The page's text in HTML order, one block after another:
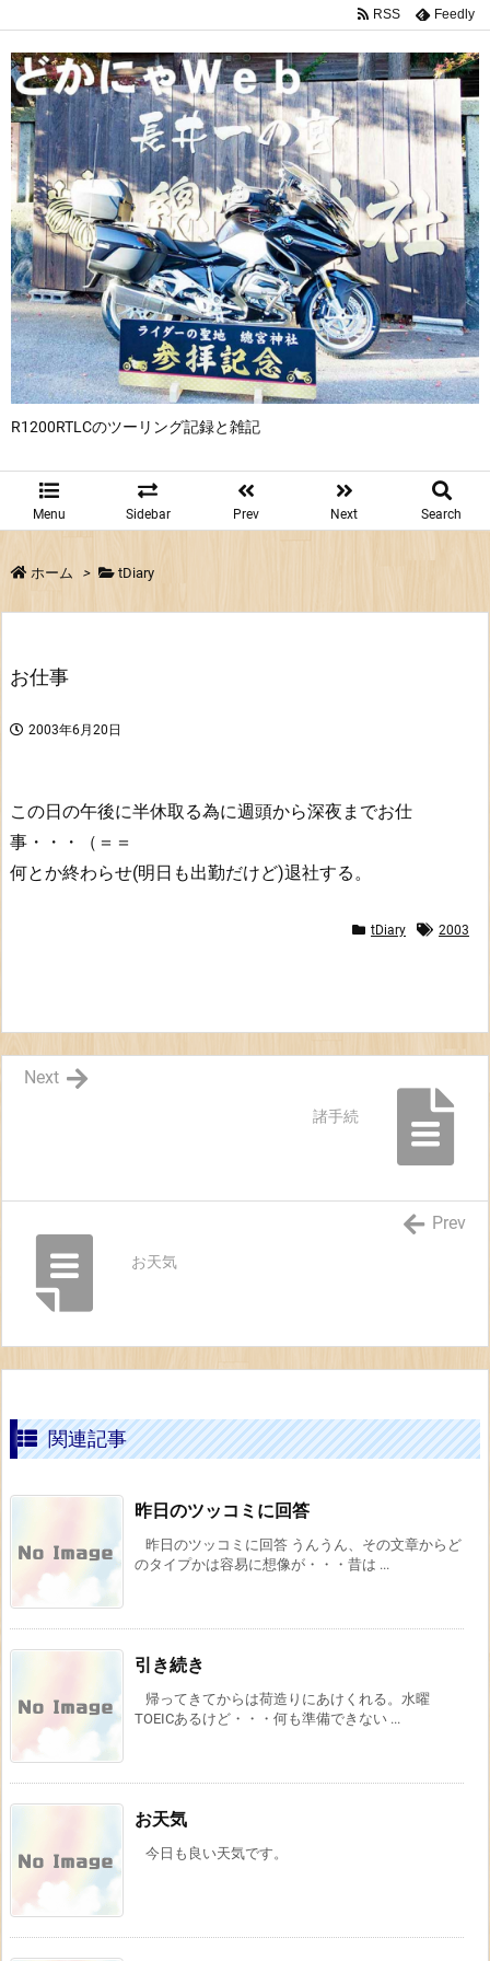
R1200RTLCのツーリング記録と雑記
Menu Sidebar Prev Next Search
RSS Feedly
ホーム > tDiary
お仕事
2003年6月20日
この日の午後に半休取る為に週頭から深夜までお仕
事・・・（＝＝
何とか終わらせ(明日も出勤だけど)退社する。
tDiary 2003
諸手続
Next
お天気
Prev
関連記事
昨日のツッコミに回答
昨日のツッコミに回答 うんうん、その文章からど
のタイプかは容易に想像が・・・昔は ...
引き続き
帰ってきてからは荷造りにあけくれる。水曜
TOEICあるけど・・・何も準備できない ...
お天気
今日も良い天気です。